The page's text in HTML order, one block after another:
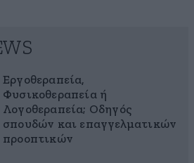
Εργοθεραπεία,
Φυσικοθεραπεία ή
Λογοθεραπεία; Οδηγός
σπουδών και επαγγελματικών
προοπτικών